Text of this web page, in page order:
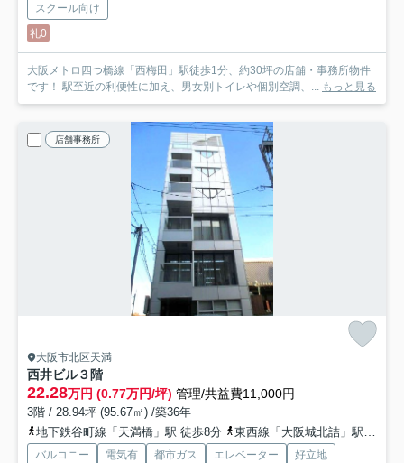
スクール向け
礼0
大阪メトロ四つ橋線「西梅田」駅徒歩1分、約30坪の店舗・事務所物件
です！ 駅至近の利便性に加え、男女別トイレや個別空調、...
もっと見る
店舗事務所
大阪市北区天満
西井ビル３階
22.28万円 (0.77万円/坪) 管理/共益費11,000円
3階 / 28.94坪 (95.67㎡) /築36年
地下鉄谷町線「天満橋」駅 徒歩8分
東西線「大阪城北詰」駅 徒歩12分
バルコニー 電気有 都市ガス エレベーター
好立地